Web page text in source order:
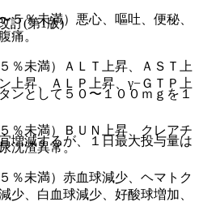
％未満）悪心、嘔吐、便秘、
痛。
未満）ＡＬＴ上昇、ＡＳＴ上
上昇、ＡＬＰ上昇、γ−ＧＴＰ上
％未満）ＢＵＮ上昇、クレアチ
沈渣異常。
％未満）赤血球減少、ヘマトク
少、白血球減少、好酸球増加、
訂(第1版)
ンとして５０〜１００ｍｇを１
増減するが、１日最大投与量は